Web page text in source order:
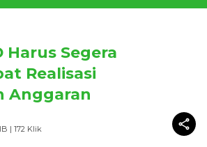
Harus Segera
Realisasi
Anggaran
| 172 Klik